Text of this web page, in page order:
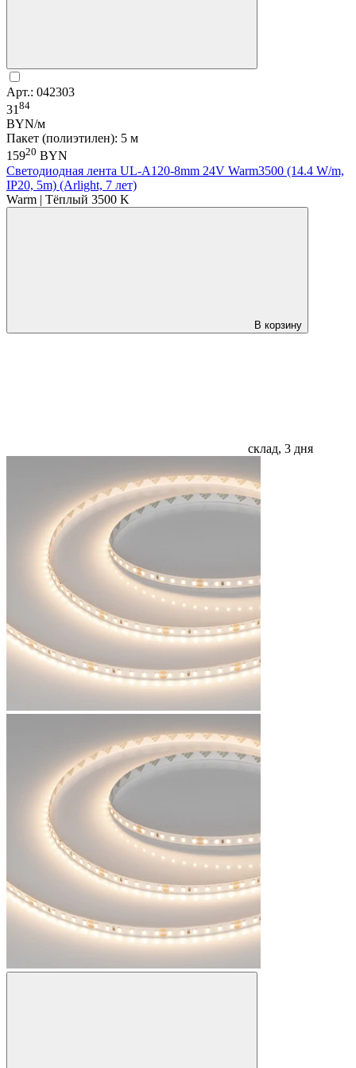
Арт.: 042303
3184
BYN/м
Пакет (полиэтилен): 5 м
15920 BYN
Светодиодная лента UL-A120-8mm 24V Warm3500 (14.4 W/m,
IP20, 5m) (Arlight, 7 лет)
Warm | Тёплый 3500 K
В корзину
склад, 3 дня